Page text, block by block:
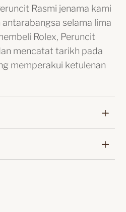
Rasmi jenama kami
selama lima
Rolex, Peruncit
mencatat tarikh pada
memperakui ketulenan